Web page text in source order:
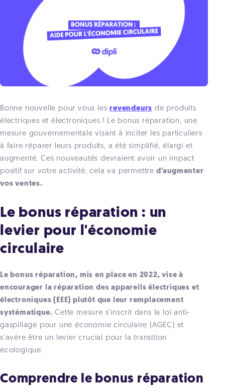
Bonne nouvelle pour vous lesrevendeurs de produits
électriques et électroniques ! Le bonus réparation, une
mesure gouvernementale visant à inciter les particuliers
à faire réparer leurs produits, a été simplifié, élargi et
augmenté. Ces nouveautés devraient avoir un impact
positif sur votre activité, cela va permettre d'augmenter
vos ventes.
Le bonus réparation : un
levier pour l'économie
circulaire
Le bonus réparation, mis en place en 2022,vise à
encourager la réparation des appareils électriques et
électroniques (EEE) plutôt que leur remplacement
systématique. Cette mesure s'inscrit dans la loi anti-
gaspillage pour une économie circulaire (AGEC) et
s'avère être un levier crucial pour la transition
écologique.
Comprendre le bonus réparation